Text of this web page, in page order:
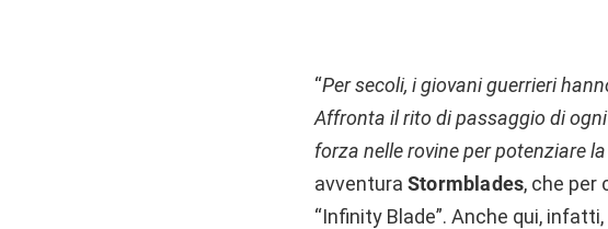
“Per secoli, i giovani guerrieri
Affronta il rito di passaggio di
forza nelle rovine per potenziare
avventura Stormblades, che per
“Infinity Blade”. Anche qui,